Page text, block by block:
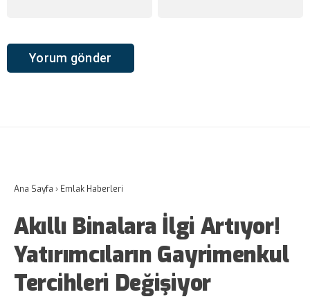
Ana Sayfa › Emlak Haberleri
Akıllı Binalara İlgi Artıyor!
Yatırımcıların Gayrimenkul
Tercihleri Değişiyor